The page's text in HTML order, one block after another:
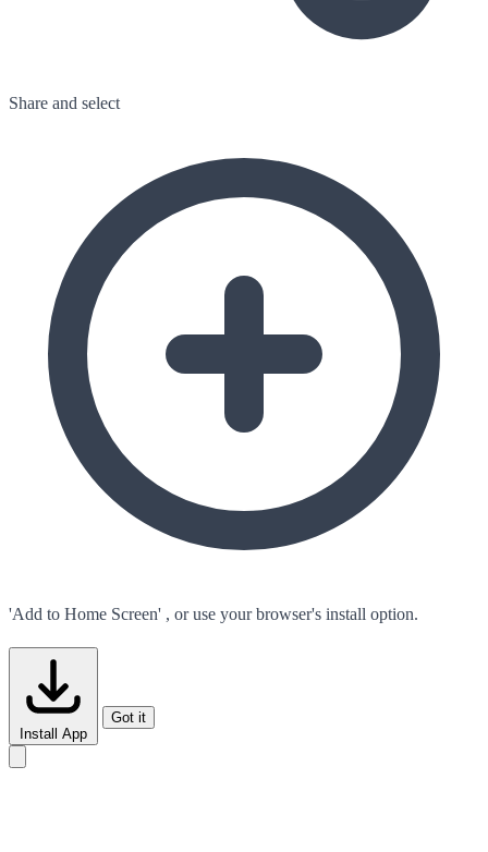
Share and select
'Add to Home Screen' , or use your browser's install option.
Install App
Got it